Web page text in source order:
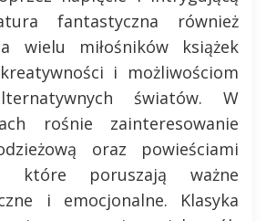
fantastyczna również
wielu miłośników książek
i możliwościom
światów. W
rośnie zainteresowanie
oraz powieściami
które poruszają ważne
i emocjonalne. Klasyka